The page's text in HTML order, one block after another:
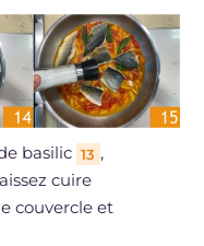
basilic 13 ,
cuire
couvercle et